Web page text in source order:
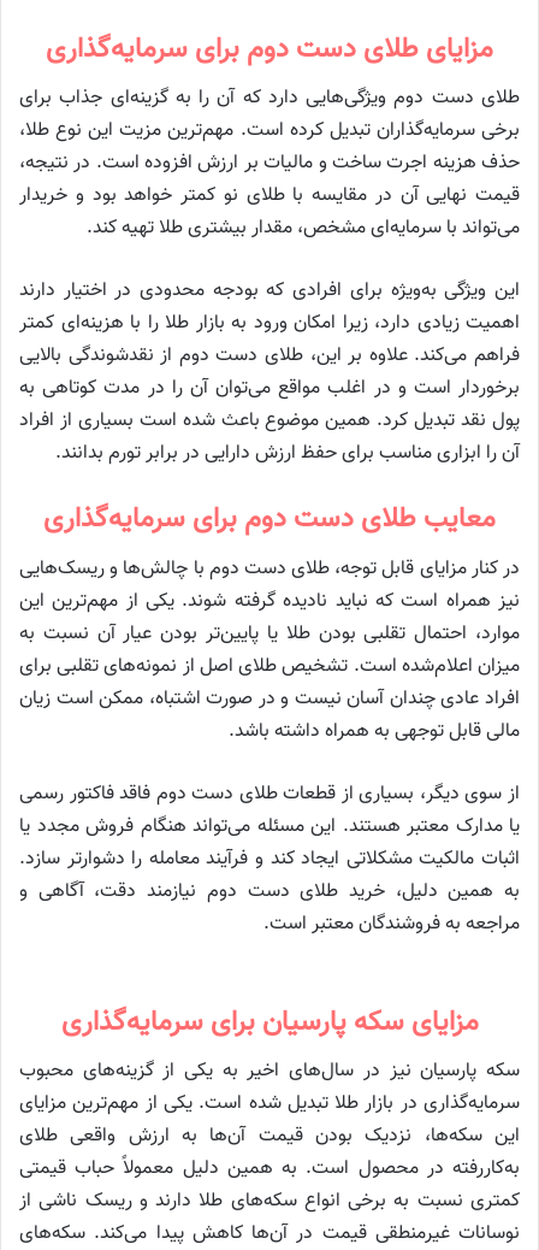
مزایای طلای دست دوم برای سرمایه‌گذاری
طلای دست دوم ویژگی‌هایی دارد که آن را به گزینه‌ای جذاب برای
برخی سرمایه‌گذاران تبدیل کرده است. مهم‌ترین مزیت این نوع طلا،
حذف هزینه اجرت ساخت و مالیات بر ارزش افزوده است. در نتیجه،
قیمت نهایی آن در مقایسه با طلای نو کمتر خواهد بود و خریدار
می‌تواند با سرمایه‌ای مشخص، مقدار بیشتری طلا تهیه کند.
این ویژگی به‌ویژه برای افرادی که بودجه محدودی در اختیار دارند
اهمیت زیادی دارد، زیرا امکان ورود به بازار طلا را با هزینه‌ای کمتر
فراهم می‌کند. علاوه بر این، طلای دست دوم از نقدشوندگی بالایی
برخوردار است و در اغلب مواقع می‌توان آن را در مدت کوتاهی به
پول نقد تبدیل کرد. همین موضوع باعث شده است بسیاری از افراد
آن را ابزاری مناسب برای حفظ ارزش دارایی در برابر تورم بدانند.
معایب طلای دست دوم برای سرمایه‌گذاری
در کنار مزایای قابل توجه، طلای دست دوم با چالش‌ها و ریسک‌هایی
نیز همراه است که نباید نادیده گرفته شوند. یکی از مهم‌ترین این
موارد، احتمال تقلبی بودن طلا یا پایین‌تر بودن عیار آن نسبت به
میزان اعلام‌شده است. تشخیص طلای اصل از نمونه‌های تقلبی برای
افراد عادی چندان آسان نیست و در صورت اشتباه، ممکن است زیان
مالی قابل توجهی به همراه داشته باشد.
از سوی دیگر، بسیاری از قطعات طلای دست دوم فاقد فاکتور رسمی
یا مدارک معتبر هستند. این مسئله می‌تواند هنگام فروش مجدد یا
اثبات مالکیت مشکلاتی ایجاد کند و فرآیند معامله را دشوارتر سازد.
به همین دلیل، خرید طلای دست دوم نیازمند دقت، آگاهی و
مراجعه به فروشندگان معتبر است.
مزایای سکه پارسیان برای سرمایه‌گذاری
سکه پارسیان نیز در سال‌های اخیر به یکی از گزینه‌های محبوب
سرمایه‌گذاری در بازار طلا تبدیل شده است. یکی از مهم‌ترین مزایای
این سکه‌ها، نزدیک بودن قیمت آن‌ها به ارزش واقعی طلای
به‌کاررفته در محصول است. به همین دلیل معمولاً حباب قیمتی
کمتری نسبت به برخی انواع سکه‌های طلا دارند و ریسک ناشی از
نوسانات غیرمنطقی قیمت در آن‌ها کاهش پیدا می‌کند. سکه‌های